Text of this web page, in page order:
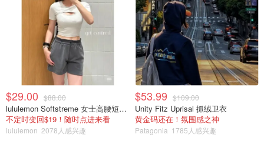
$29.00 $88.00
lululemon Softstreme 女士高腰短裤 10cm
不定时变回$19！随时点进来看
lululemon 2078人感兴趣
$53.99 $109.00
Unity Fitz Uprisal 抓绒卫衣
黄金码还在！氛围感之神
Patagonia 1785人感兴趣